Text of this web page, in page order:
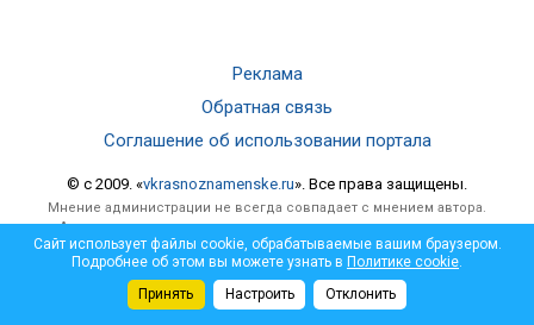
Реклама
Обратная связь
Соглашение об использовании портала
© c 2009. «vkrasnoznamenske.ru». Все права защищены.
Мнение администрации не всегда совпадает с мнением автора.
Администрация не несет ответственности за достоверность
опубликованной информации и за отзывы, оставленные
посетителями под материалами, публикуемыми на сайте.
Сайт использует файлы cookie, обрабатываемые вашим браузером.
Подробнее об этом вы можете узнать в Политике cookie.
Принять
Настроить Отклонить